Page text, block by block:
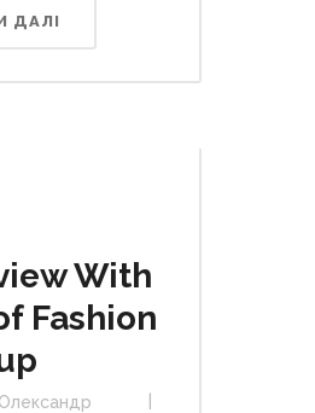
ДАЛІ
With
Fashion
Олександр